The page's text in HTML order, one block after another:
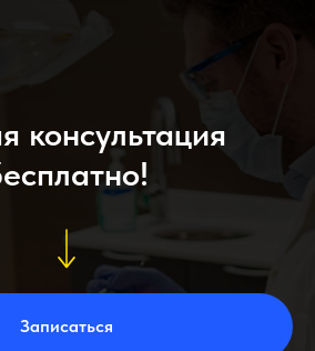
консультация
Записаться